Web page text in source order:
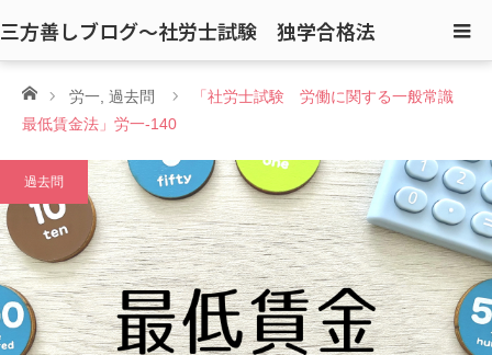
三方善しブログ〜社労士試験 独学合格法
ホーム労一 過去問
「社労士試験 労働に関する一般常識
最低賃金法」労一-140
過去問